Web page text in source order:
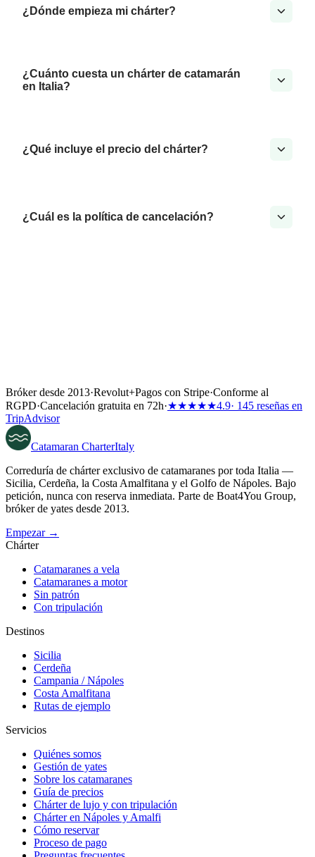
¿Dónde empieza mi chárter?
¿Cuánto cuesta un chárter de catamarán
en Italia?
¿Qué incluye el precio del chárter?
¿Cuál es la política de cancelación?
Bróker desde 2013·Revolut+Pagos con Stripe·Conforme al
RGPD·Cancelación gratuita en 72h·★★★★★4.9· 145 reseñas en
TripAdvisor
Catamaran CharterItaly
Correduría de chárter exclusivo de catamaranes por toda Italia —
Sicilia, Cerdeña, la Costa Amalfitana y el Golfo de Nápoles. Bajo
petición, nunca con reserva inmediata. Parte de Boat4You Group,
bróker de yates desde 2013.
Empezar →
Chárter
Catamaranes a vela
Catamaranes a motor
Sin patrón
Con tripulación
Destinos
Sicilia
Cerdeña
Campania / Nápoles
Costa Amalfitana
Rutas de ejemplo
Servicios
Quiénes somos
Gestión de yates
Sobre los catamaranes
Guía de precios
Chárter de lujo y con tripulación
Chárter en Nápoles y Amalfi
Cómo reservar
Proceso de pago